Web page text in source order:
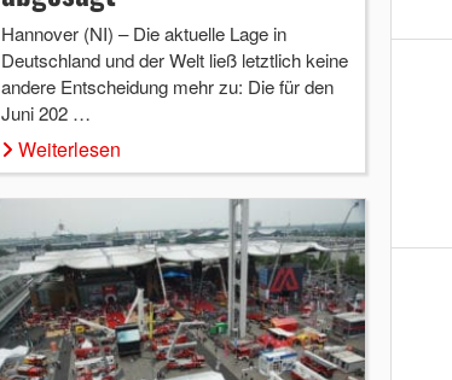
Hannover (NI) – Die aktuelle Lage in
Deutschland und der Welt ließ letztlich keine
andere Entscheidung mehr zu: Die für den
Juni 202 …
Weiterlesen